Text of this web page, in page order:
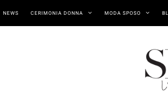
NEWS CERIMONIA DONNA MODA SPOSO